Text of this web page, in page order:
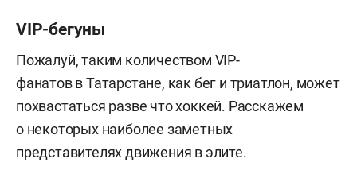
VIP-бегуны
Пожалуй, таким количеством VIP-
фанатов в Татарстане, как бег и триатлон, может
похвастаться разве что хоккей. Расскажем
о некоторых наиболее заметных
представителях движения в элите.